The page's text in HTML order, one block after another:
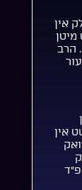
אין
מיטן
הרב
אין